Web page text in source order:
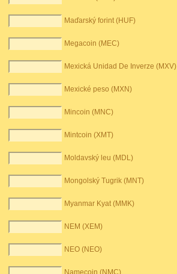
Maďarský forint (HUF)
Megacoin (MEC)
Mexická Unidad De Inverze (MXV)
Mexické peso (MXN)
Mincoin (MNC)
Mintcoin (XMT)
Moldavský leu (MDL)
Mongolský Tugrik (MNT)
Myanmar Kyat (MMK)
NEM (XEM)
NEO (NEO)